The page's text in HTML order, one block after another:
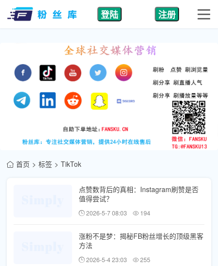
登陆 注册
首页 标签 TikTok
点赞数背后的真相：Instagram刷赞是否
值得尝试？
2026-5-7 08:03 194
涨粉不是梦：揭秘FB粉丝增长的顶级黑客
方法
2026-5-4 23:03 255